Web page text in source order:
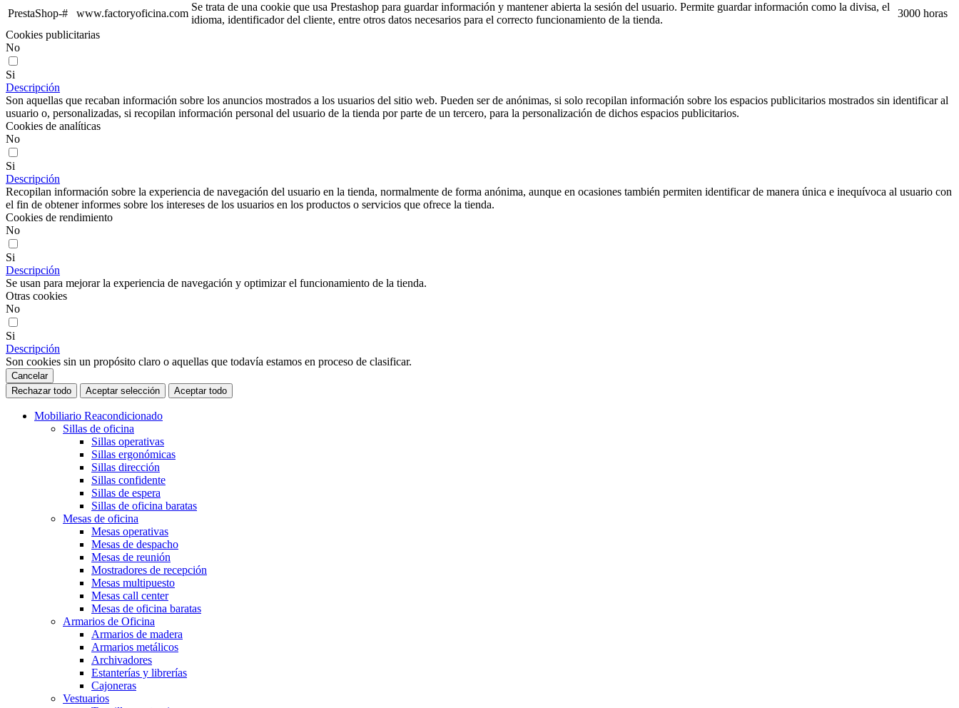
PrestaShop-# www.factoryoficina.com
Se trata de una cookie que usa Prestashop para guardar información y mantener abierta la sesión del usuario. Permite guardar información como la divisa, el
idioma, identificador del cliente, entre otros datos necesarios para el correcto funcionamiento de la tienda.
3000 horas
Cookies publicitarias
No
Si
Descripción
Son aquellas que recaban información sobre los anuncios mostrados a los usuarios del sitio web. Pueden ser de anónimas, si solo recopilan información sobre los espacios publicitarios mostrados sin identificar al
usuario o, personalizadas, si recopilan información personal del usuario de la tienda por parte de un tercero, para la personalización de dichos espacios publicitarios.
Cookies de analíticas
No
Si
Descripción
Recopilan información sobre la experiencia de navegación del usuario en la tienda, normalmente de forma anónima, aunque en ocasiones también permiten identificar de manera única e inequívoca al usuario con
el fin de obtener informes sobre los intereses de los usuarios en los productos o servicios que ofrece la tienda.
Cookies de rendimiento
No
Si
Descripción
Se usan para mejorar la experiencia de navegación y optimizar el funcionamiento de la tienda.
Otras cookies
No
Si
Descripción
Son cookies sin un propósito claro o aquellas que todavía estamos en proceso de clasificar.
Cancelar
Rechazar todo
Aceptar selección Aceptar todo
Mobiliario Reacondicionado
Sillas de oficina
Sillas operativas
Sillas ergonómicas
Sillas dirección
Sillas confidente
Sillas de espera
Sillas de oficina baratas
Mesas de oficina
Mesas operativas
Mesas de despacho
Mesas de reunión
Mostradores de recepción
Mesas multipuesto
Mesas call center
Mesas de oficina baratas
Armarios de Oficina
Armarios de madera
Armarios metálicos
Archivadores
Estanterías y librerías
Cajoneras
Vestuarios